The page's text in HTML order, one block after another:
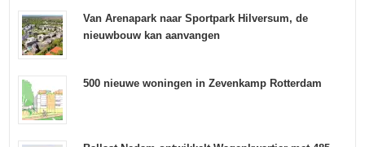
Van Arenapark naar Sportpark Hilversum, de
nieuwbouw kan aanvangen
500 nieuwe woningen in Zevenkamp Rotterdam